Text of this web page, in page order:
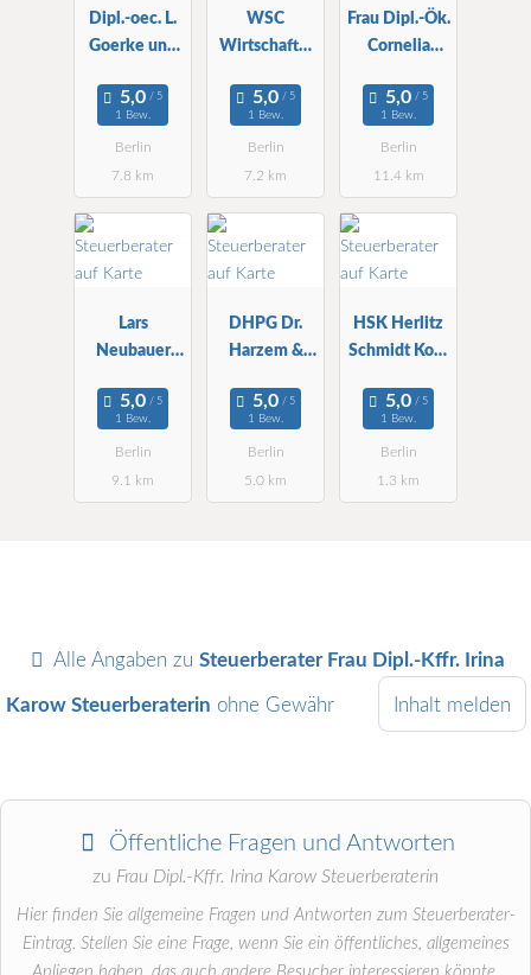
Dipl.-oec. L.
Goerke und
mbH
1 Bew.
Berlin
7.8 km
WSC
Wirtschafts-
mbH ZNL
1 Bew.
Berlin
7.2 km
Frau Dipl.-Ök.
Cornelia
Steuerberater
in
1 Bew.
Berlin
11.4 km
Lars
Neubauer
, WP
1 Bew.
Berlin
9.1 km
DHPG Dr.
Harzem &
WPG StBG
Berlin
1 Bew.
Berlin
5.0 km
HSK Herlitz
Schmidt Kopf
1 Bew.
Berlin
1.3 km
Alle Angaben zu Steuerberater Frau Dipl.-Kffr. Irina
Karow Steuerberaterin ohne Gewähr Inhalt melden
Öffentliche Fragen und Antworten
zu Frau Dipl.-Kffr. Irina Karow Steuerberaterin
Hier finden Sie allgemeine Fragen und Antworten zum Steuerberater-
Eintrag. Stellen Sie eine Frage, wenn Sie ein öffentliches, allgemeines